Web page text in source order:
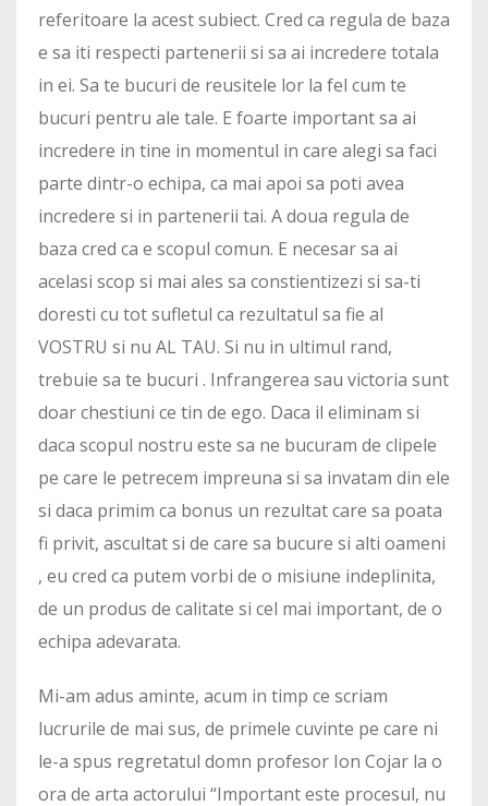
referitoare la acest subiect. Cred ca regula de baza
e sa iti respecti partenerii si sa ai incredere totala
in ei. Sa te bucuri de reusitele lor la fel cum te
bucuri pentru ale tale. E foarte important sa ai
incredere in tine in momentul in care alegi sa faci
parte dintr-o echipa, ca mai apoi sa poti avea
incredere si in partenerii tai. A doua regula de
baza cred ca e scopul comun. E necesar sa ai
acelasi scop si mai ales sa constientizezi si sa-ti
doresti cu tot sufletul ca rezultatul sa fie al
VOSTRU si nu AL TAU. Si nu in ultimul rand,
trebuie sa te bucuri . Infrangerea sau victoria sunt
doar chestiuni ce tin de ego. Daca il eliminam si
daca scopul nostru este sa ne bucuram de clipele
pe care le petrecem impreuna si sa invatam din ele
si daca primim ca bonus un rezultat care sa poata
fi privit, ascultat si de care sa bucure si alti oameni
, eu cred ca putem vorbi de o misiune indeplinita,
de un produs de calitate si cel mai important, de o
echipa adevarata.
Mi-am adus aminte, acum in timp ce scriam
lucrurile de mai sus, de primele cuvinte pe care ni
le-a spus regretatul domn profesor Ion Cojar la o
ora de arta actorului “Important este procesul, nu